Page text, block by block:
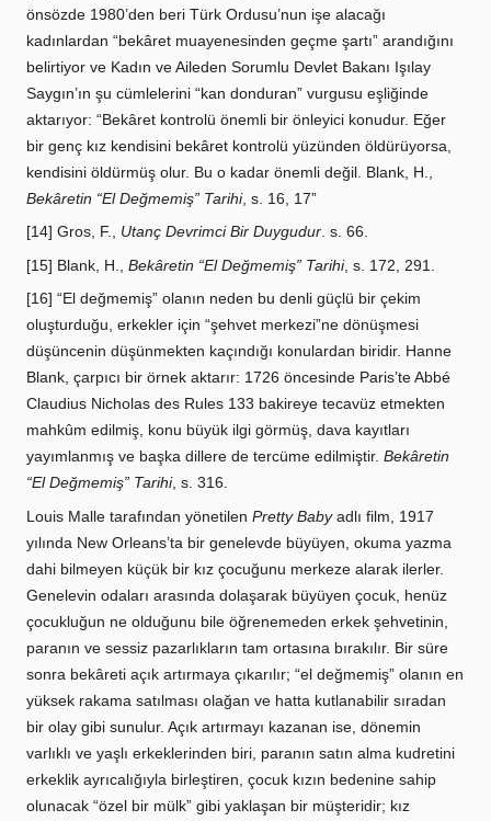
önsözde 1980’den beri Türk Ordusu’nun işe alacağı
kadınlardan “bekâret muayenesinden geçme şartı” arandığını
belirtiyor ve Kadın ve Aileden Sorumlu Devlet Bakanı Işılay
Saygın’ın şu cümlelerini “kan donduran” vurgusu eşliğinde
aktarıyor: “Bekâret kontrolü önemli bir önleyici konudur. Eğer
bir genç kız kendisini bekâret kontrolü yüzünden öldürüyorsa,
kendisini öldürmüş olur. Bu o kadar önemli değil. Blank, H.,
Bekâretin “El Değmemiş” Tarihi, s. 16, 17”
[14] Gros, F., Utanç Devrimci Bir Duygudur. s. 66.
[15] Blank, H., Bekâretin “El Değmemiş” Tarihi, s. 172, 291.
[16] “El değmemiş” olanın neden bu denli güçlü bir çekim
oluşturduğu, erkekler için “şehvet merkezi”ne dönüşmesi
düşüncenin düşünmekten kaçındığı konulardan biridir. Hanne
Blank, çarpıcı bir örnek aktarır: 1726 öncesinde Paris’te Abbé
Claudius Nicholas des Rules 133 bakireye tecavüz etmekten
mahkûm edilmiş, konu büyük ilgi görmüş, dava kayıtları
yayımlanmış ve başka dillere de tercüme edilmiştir. Bekâretin
“El Değmemiş” Tarihi, s. 316.
Louis Malle tarafından yönetilen Pretty Babyadlı film , 1917
yılında New Orleans’ta bir genelevde büyüyen, okuma yazma
dahi bilmeyen küçük bir kız çocuğunu merkeze alarak ilerler.
Genelevin odaları arasında dolaşarak büyüyen çocuk, henüz
çocukluğun ne olduğunu bile öğrenemeden erkek şehvetinin,
paranın ve sessiz pazarlıkların tam ortasına bırakılır. Bir süre
sonra bekâreti açık artırmaya çıkarılır; “el değmemiş” olanın en
yüksek rakama satılması olağan ve hatta kutlanabilir sıradan
bir olay gibi sunulur. Açık artırmayı kazanan ise, dönemin
varlıklı ve yaşlı erkeklerinden biri, paranın satın alma kudretini
erkeklik ayrıcalığıyla birleştiren, çocuk kızın bedenine sahip
olunacak “özel bir mülk” gibi yaklaşan bir müşteridir; kız